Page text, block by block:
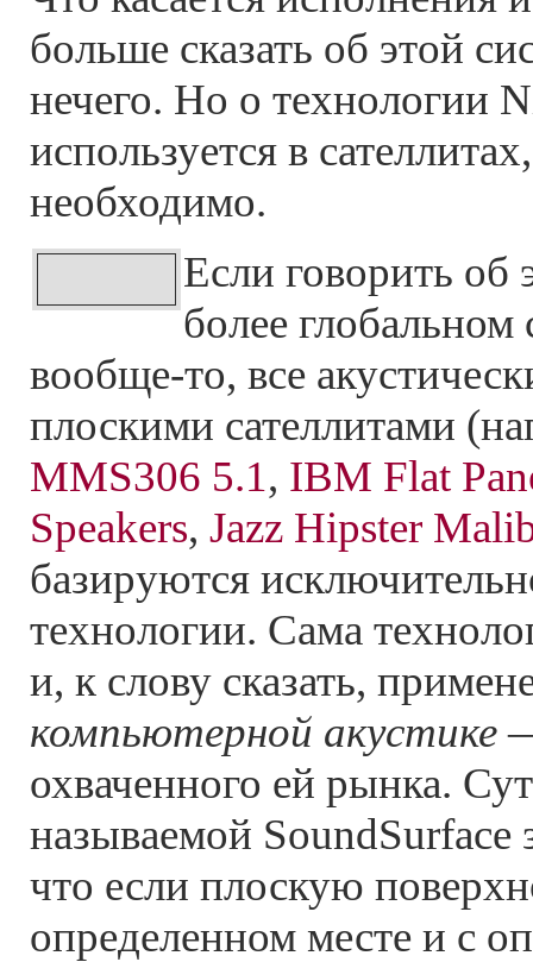
больше сказать об этой
нечего. Но о технологии
используется в
необходимо.
Если говорить об
более глобальном
вообще-то, все
плоскими сателлитами
MMS306 5.1, IBM Flat
Speakers, Jazz Hipster
базируются
технологии. Сама
и, к слову сказать,
компьютерной акустике
охваченного ей рынка.
называемой SoundSurface
что если плоскую
определенном месте и с